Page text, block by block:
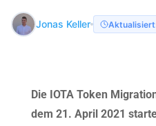
Jonas Keller
Die IOTA Token
dem 21. April 2021